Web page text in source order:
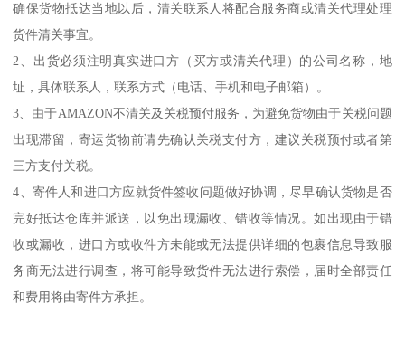
确保货物抵达当地以后，清关联系人将配合服务商或清关代理处理
货件清关事宜。
2、出货必须注明真实进口方（买方或清关代理）的公司名称，地
址，具体联系人，联系方式（电话、手机和电子邮箱）。
3、由于AMAZON不清关及关税预付服务，为避免货物由于关税问题
出现滞留，寄运货物前请先确认关税支付方，建议关税预付或者第
三方支付关税。
4、寄件人和进口方应就货件签收问题做好协调，尽早确认货物是否
完好抵达仓库并派送，以免出现漏收、错收等情况。如出现由于错
收或漏收，进口方或收件方未能或无法提供详细的包裹信息导致服
务商无法进行调查，将可能导致货件无法进行索偿，届时全部责任
和费用将由寄件方承担。